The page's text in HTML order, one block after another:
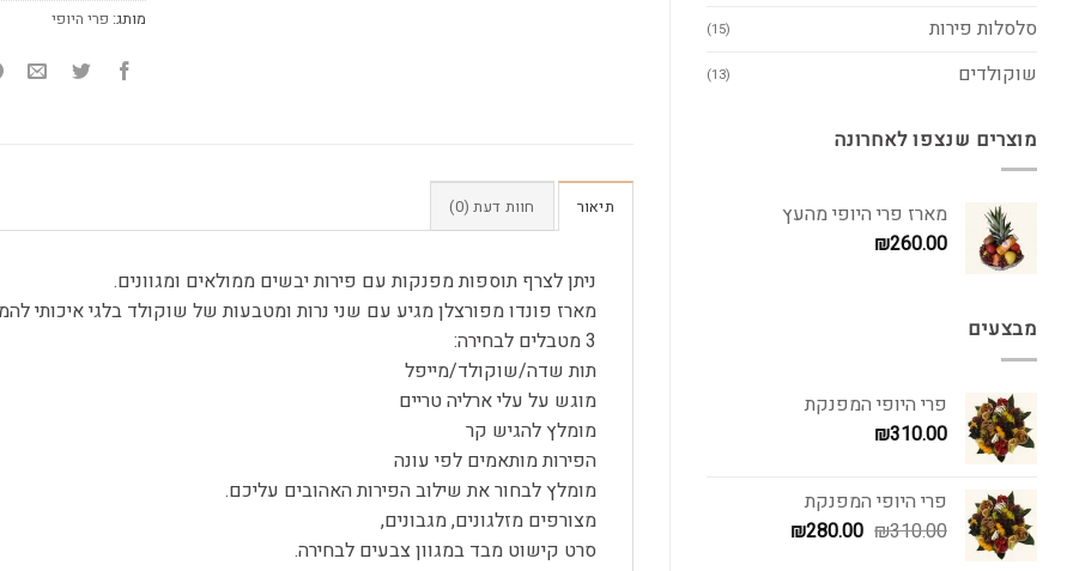
סלסלות פירות (15)
שוקולדים (13)
מוצרים שנצפו לאחרונה
מארז פרי היופי מהעץ
₪260.00
מבצעים
פרי היופי המפנקת
₪310.00
פרי היופי המפנקת
₪310.00
המחיר ₪280.00 המחיר
מותג: פרי היופי
תיאור חוות דעת (0)
ניתן לצרף תוספות מפנקות עם פירות יבשים ממולאים ומגוונים.
מארז פונדו מפורצלן מגיע עם שני נרות ומטבעות של שוקולד בלגי איכותי
3 מטבלים לבחירה:
תות שדה/שוקולד/מייפל
מוגש על עלי ארליה טריים
מומלץ להגיש קר
הפירות מותאמים לפי עונה
מומלץ לבחור את שילוב הפירות האהובים עליכם.
מצורפים מזלגונים, מגבונים,
סרט קישוט מבד במגוון צבעים לבחירה.